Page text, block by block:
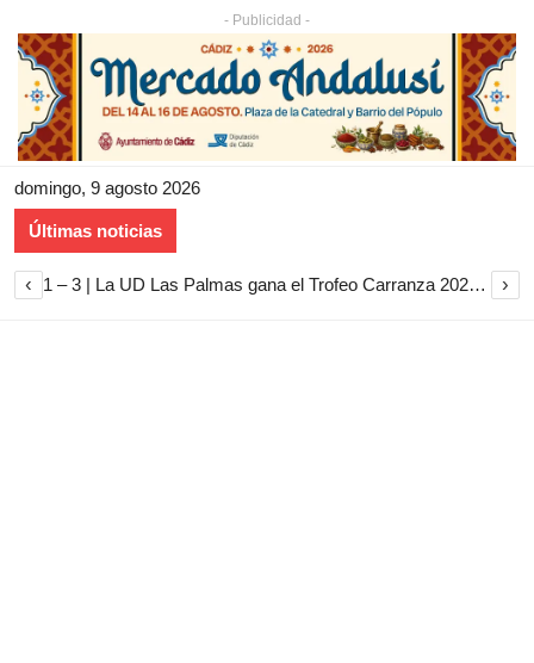
- Publicidad -
domingo, 9 agosto 2026
Últimas noticias
‹ 1 – 3 | La UD Las Palmas gana el Trofeo Carranza 2026 tras imponerse al Cádiz CF ›